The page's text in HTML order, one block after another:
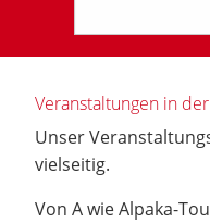
Veranstaltungen in
Unser
vielseitig.
Von A wie Alpaka-